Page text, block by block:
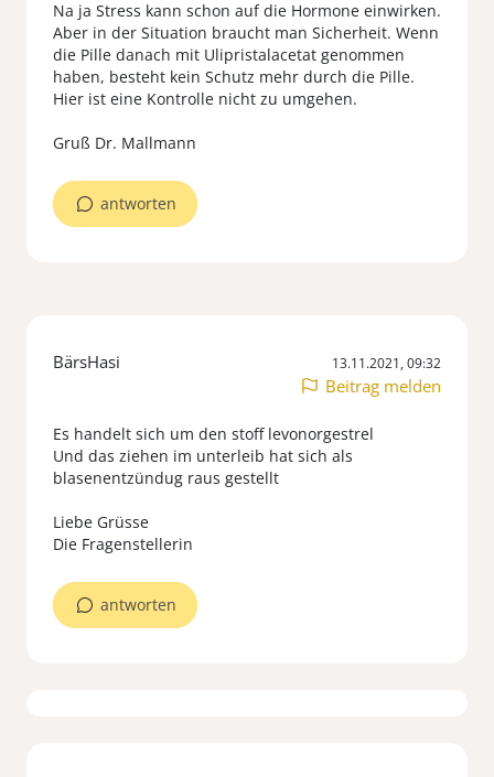
Na ja Stress kann schon auf die Hormone einwirken.
Aber in der Situation braucht man Sicherheit. Wenn
die Pille danach mit Ulipristalacetat genommen
haben, besteht kein Schutz mehr durch die Pille.
Hier ist eine Kontrolle nicht zu umgehen.
Gruß Dr. Mallmann
antworten
BärsHasi 13.11.2021, 09:32
Beitrag melden
Es handelt sich um den stoff levonorgestrel
Und das ziehen im unterleib hat sich als
blasenentzündug raus gestellt
Liebe Grüsse
Die Fragenstellerin
antworten